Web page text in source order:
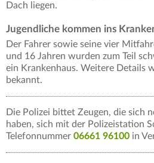
Dach liegen.
Jugendliche kommen ins
Der Fahrer sowie seine vier
und 16 Jahren wurden zum Teil
ein Krankenhaus. Weitere Details
bekannt.
Die Polizei bittet Zeugen, die sich
haben, sich mit der Polizeistation
Telefonnummer 06661 96100 in